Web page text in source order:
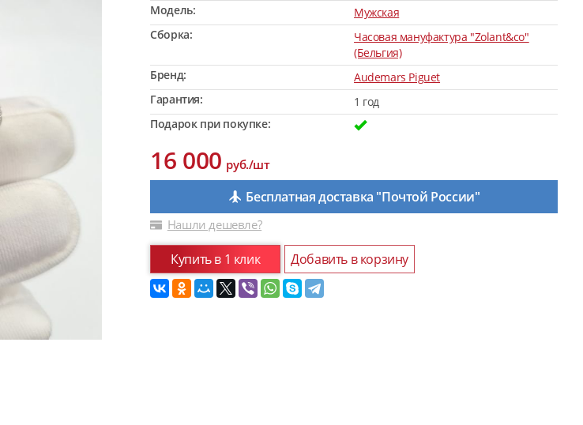
Модель:
Мужская
Сборка:
Часовая мануфактура "Zolant&co"
(Бельгия)
Бренд:
Audemars Piguet
Гарантия:
1 год
Подарок при покупке:
16 000руб./шт
Бесплатная доставка "Почтой России"
Нашли дешевле?
Купить в 1 клик Добавить в корзину